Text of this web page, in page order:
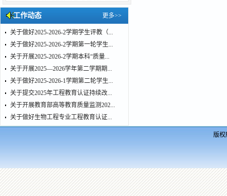
工作动态 更多>>
关于做好2025-2026-2学期学生评教（...
关于做好2025-2026-2学期第一轮学生...
关于开展2025-2026-2学期本科“质量...
关于开展2025—2026学年第二学期期...
关于做好2025-2026-1学期第二轮学生...
关于提交2025年工程教育认证持续改...
关于开展教育部高等教育质量监测202...
关于做好生物工程专业工程教育认证...
版权